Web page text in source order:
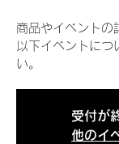
商品やイベントの
以下イベントにつ
い。
受付が
他のイ